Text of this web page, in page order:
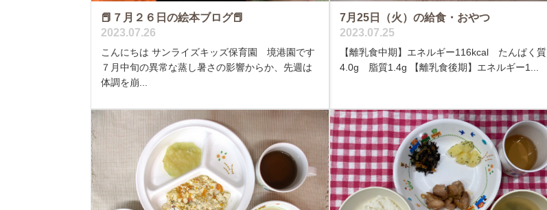
📕７月２６日の絵本ブログ📕
2023.07.26
こんにちは サンライズキッズ保育園 境港園です
７月中旬の異常な蒸し暑さの影響からか、先週は
体調を崩...
7月25日（火）の給食・おやつ
2023.07.25
【離乳食中期】エネルギー116kcal たんぱく質
4.0g 脂質1.4g 【離乳食後期】エネルギー1...